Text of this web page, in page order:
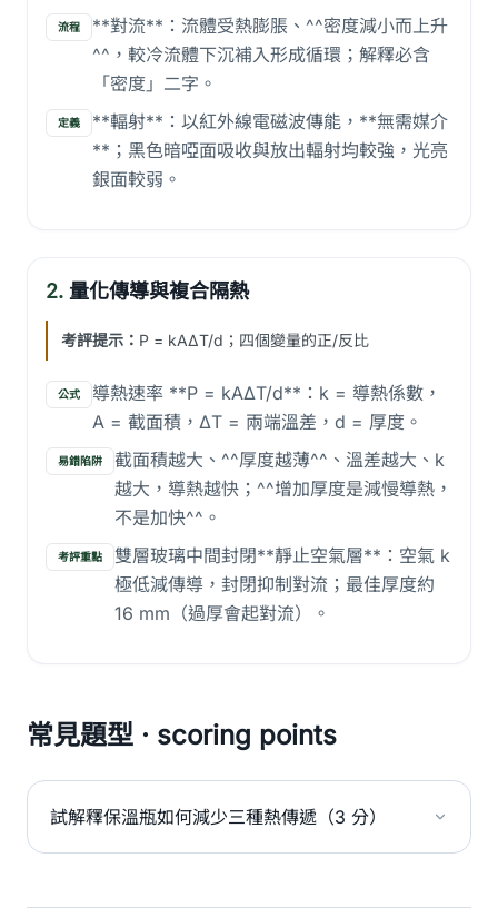
流程
**對流**：流體受熱膨脹、^^密度減小而上升
^^，較冷流體下沉補入形成循環；解釋必含
「密度」二字。
定義
**輻射**：以紅外線電磁波傳能，**無需媒介
**；黑色暗啞面吸收與放出輻射均較強，光亮
銀面較弱。
2. 量化傳導與複合隔熱
考評提示： P = kAΔT/d；四個變量的正/反比
公式
導熱速率 **P = kAΔT/d**：k = 導熱係數，
A = 截面積，ΔT = 兩端溫差，d = 厚度。
易錯陷阱
截面積越大、^^厚度越薄^^、溫差越大、k
越大，導熱越快；^^增加厚度是減慢導熱，
不是加快^^。
考評重點
雙層玻璃中間封閉**靜止空氣層**：空氣 k
極低減傳導，封閉抑制對流；最佳厚度約
16 mm（過厚會起對流）。
常見題型 · scoring points
試解釋保溫瓶如何減少三種熱傳遞（3 分）